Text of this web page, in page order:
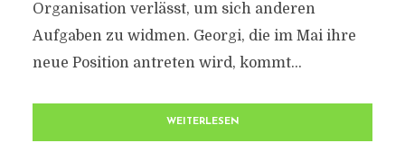
Organisation verlässt, um sich anderen
Aufgaben zu widmen. Georgi, die im Mai ihre
neue Position antreten wird, kommt...
WEITERLESEN